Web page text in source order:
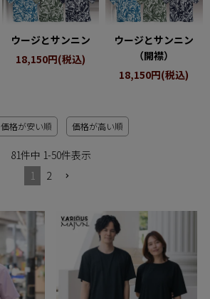
ウージとサンニン
18,150円(税込)
ウージとサンニン
（開襟）
18,150円(税込)
価格が安い順 価格が高い順
81件中 1-50件表示
1
2